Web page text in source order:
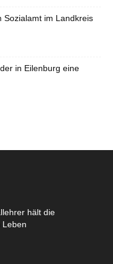
Sozialamt im Landkreis
in Eilenburg eine
hält die
Leben